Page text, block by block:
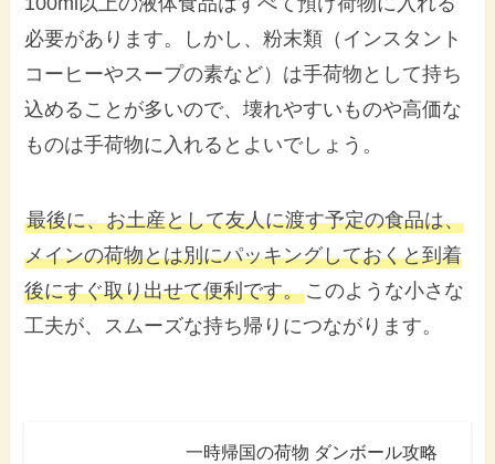
必要があります。しかし、粉末類（インスタント
コーヒーやスープの素など）は手荷物として持ち
込めることが多いので、壊れやすいものや高価な
ものは手荷物に入れるとよいでしょう。
最後に、お土産として友人に渡す予定の食品は、
メインの荷物とは別にパッキングしておくと到着
後にすぐ取り出せて便利です。このような小さな
工夫が、スムーズな持ち帰りにつながります。
一時帰国の荷物 ダンボール攻略